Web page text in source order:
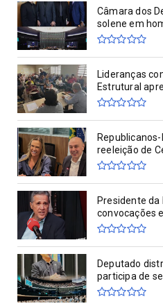
Câmara dos
solene em
Lideranças
Estrutural
reeleição de
Presidente da
convocações
Deputado
participa de